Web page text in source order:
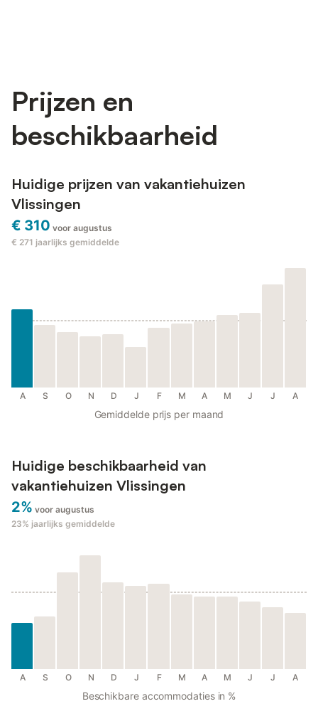
Prijzen en
beschikbaarheid
Huidige prijzen van vakantiehuizen
Vlissingen
€ 310 voor augustus
€ 271 jaarlijks gemiddelde
A S O N D J F M A M J J A
Gemiddelde prijs per maand
Huidige beschikbaarheid van
vakantiehuizen Vlissingen
2% voor augustus
23% jaarlijks gemiddelde
A S O N D J F M A M J J A
Beschikbare accommodaties in %